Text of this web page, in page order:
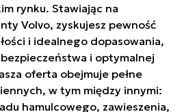
rynku. Stawiając na
Volvo, zyskujesz pewność
i idealnego dopasowania,
i optymalnej
oferta obejmuje pełne
w tym między innymi:
hamulcowego, zawieszenia,